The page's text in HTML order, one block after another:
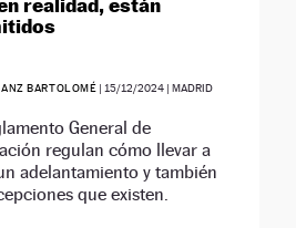
realidad, están
BARTOLOMÉ | 15/12/2024 | MADRID
General de
regulan cómo llevar a
adelantamiento y también
que existen.